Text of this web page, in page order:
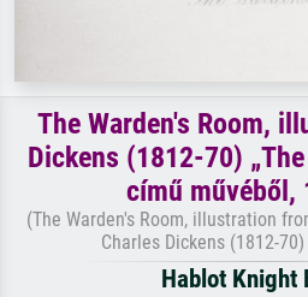
The Warden's Room,
Dickens (1812-70)
című művéből,
(The Warden's Room, illustration
Charles Dickens (1812-
Hablot Knight